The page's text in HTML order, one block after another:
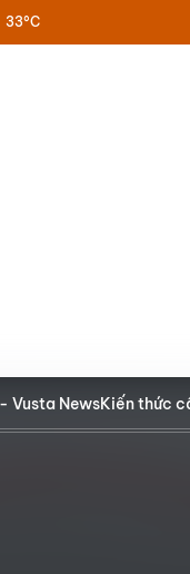
33°C
Vusta NewsKiến thức